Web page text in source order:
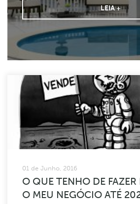
LEIA +
01 de Junho, 2016
O QUE TENHO DE FAZER
O MEU NEGÓCIO ATÉ